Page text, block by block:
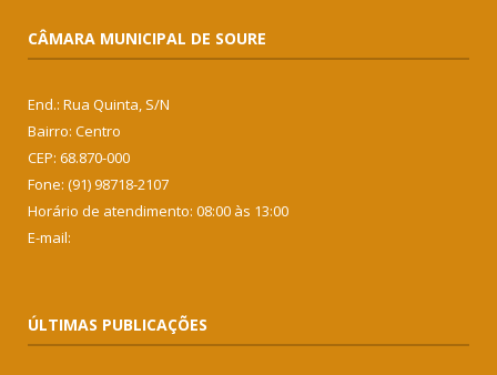
CÂMARA MUNICIPAL DE SOURE
End.: Rua Quinta, S/N
Bairro: Centro
CEP: 68.870-000
Fone: (91) 98718-2107
Horário de atendimento: 08:00 às 13:00
E-mail:
ÚLTIMAS PUBLICAÇÕES